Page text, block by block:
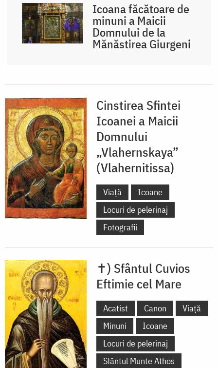
Icoana făcătoare de
minuni a Maicii
Domnului de la
Mănăstirea Giurgeni
Cinstirea Sfintei
Icoanei a Maicii
Domnului
„Vlahernskaya”
(Vlahernitissa)
Viață
Icoane
Locuri de pelerinaj
Fotografii
✝) Sfântul Cuvios
Eftimie cel Mare
Acatist Canon
Viață
Minuni
Icoane
Locuri de pelerinaj
Sfântul Munte Athos